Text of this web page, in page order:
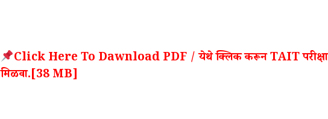
Click Here To Dawnload PDF / येथे क्लिक करून TAIT परीक्षा
मिळवा.[38 MB]